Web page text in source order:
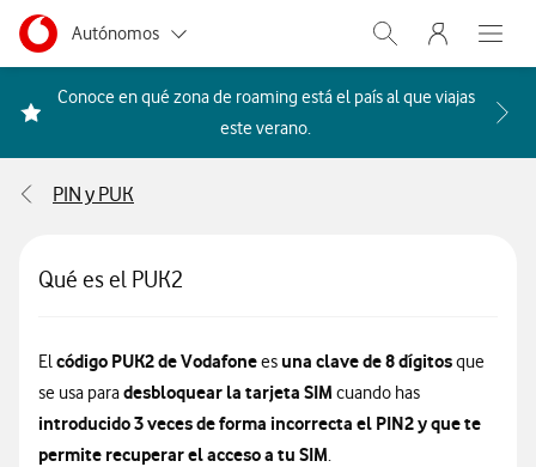
Ir a la pagina principal de vodafone.es
Menu navegación Segmento
Autónomos
Pymes
Particulares
Abrir buscador.
Menu
Abre
Conoce en qué zona de roaming está el país al que viajas
este verano. Acceder a la FAQ Qué
PIN y PUK
Qué es el PUK2
Elcódigo PUK2 de Vodafonees una clave de 8 dígitosque
se usa paradesbloquear la tarjeta SIM cuando has
introducido 3 veces de forma incorrecta el PIN2 y que te
permite recuperar el acceso a tu SIM.